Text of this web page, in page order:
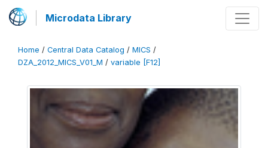
Microdata Library
Home / Central Data Catalog / MICS /
DZA_2012_MICS_V01_M / variable [F12]